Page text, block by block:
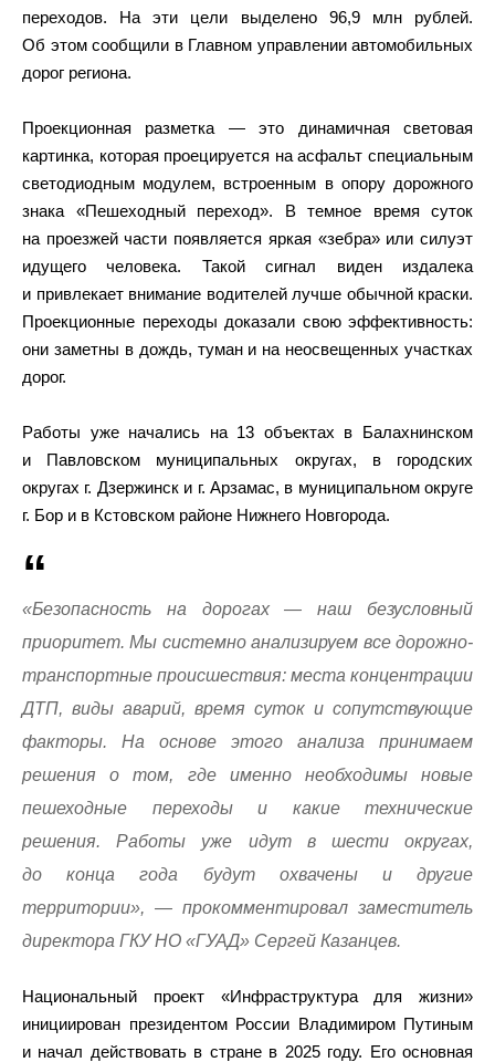
переходов. На эти цели выделено 96,9 млн рублей.
Об этом сообщили в Главном управлении автомобильных
дорог региона.
Проекционная разметка — это динамичная световая
картинка, которая проецируется на асфальт специальным
светодиодным модулем, встроенным в опору дорожного
знака «Пешеходный переход». В темное время суток
на проезжей части появляется яркая «зебра» или силуэт
идущего человека. Такой сигнал виден издалека
и привлекает внимание водителей лучше обычной краски.
Проекционные переходы доказали свою эффективность:
они заметны в дождь, туман и на неосвещенных участках
дорог.
Работы уже начались на 13 объектах в Балахнинском
и Павловском муниципальных округах, в городских
округах г. Дзержинск и г. Арзамас, в муниципальном округе
г. Бор и в Кстовском районе Нижнего Новгорода.
«Безопасность на дорогах — наш безусловный
приоритет. Мы системно анализируем все дорожно-
транспортные происшествия: места концентрации
ДТП, виды аварий, время суток и сопутствующие
факторы. На основе этого анализа принимаем
решения о том, где именно необходимы новые
пешеходные переходы и какие технические
решения. Работы уже идут в шести округах,
до конца года будут охвачены и другие
территории», — прокомментировал заместитель
директора ГКУ НО «ГУАД» Сергей Казанцев.
Национальный проект «Инфраструктура для жизни»
инициирован президентом России Владимиром Путиным
и начал действовать в стране в 2025 году. Его основная